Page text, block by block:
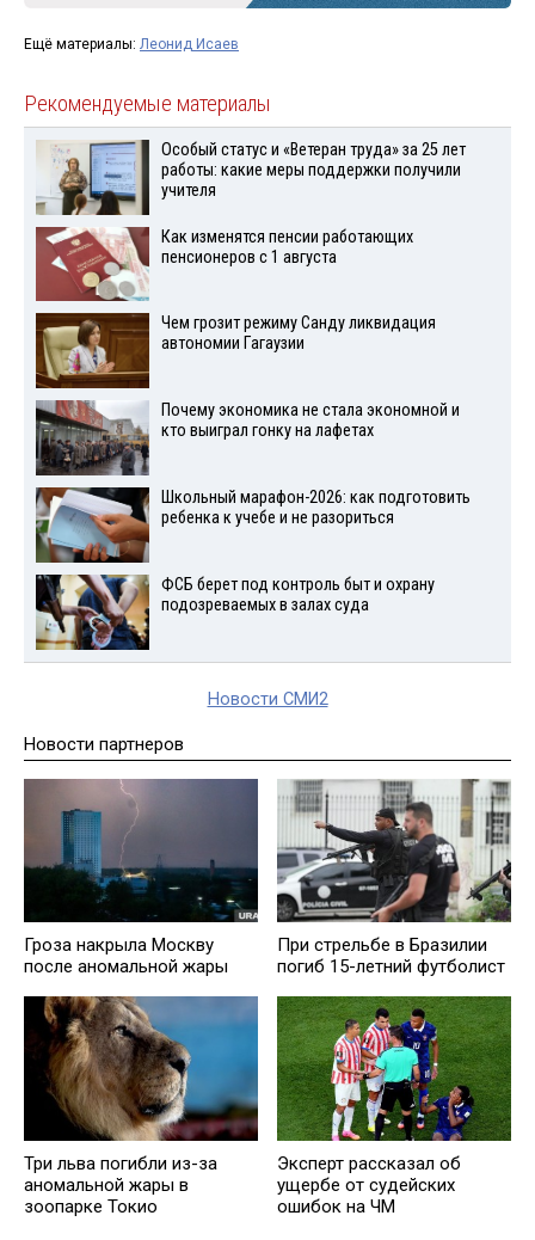
Ещё материалы: Леонид Исаев
Рекомендуемые материалы
Особый статус и «Ветеран труда» за 25 лет
работы: какие меры поддержки получили
учителя
Как изменятся пенсии работающих
пенсионеров с 1 августа
Чем грозит режиму Санду ликвидация
автономии Гагаузии
Почему экономика не стала экономной и
кто выиграл гонку на лафетах
Школьный марафон-2026: как подготовить
ребенка к учебе и не разориться
ФСБ берет под контроль быт и охрану
подозреваемых в залах суда
Новости СМИ2
Новости партнеров
Гроза накрыла Москву
после аномальной жары
При стрельбе в Бразилии
погиб 15-летний футболист
Три льва погибли из-за
аномальной жары в
зоопарке Токио
Эксперт рассказал об
ущербе от судейских
ошибок на ЧМ